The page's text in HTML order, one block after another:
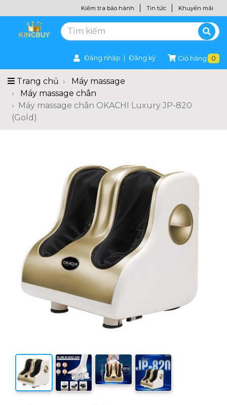
Kiểm tra bảo hành Tin tức Khuyến mãi
Đăng nhập Đăng ký Giỏ hàng 0
Trang chủ
Máy massage
Máy massage chân
Máy massage chân OKACHI Luxury JP-820
(Gold)